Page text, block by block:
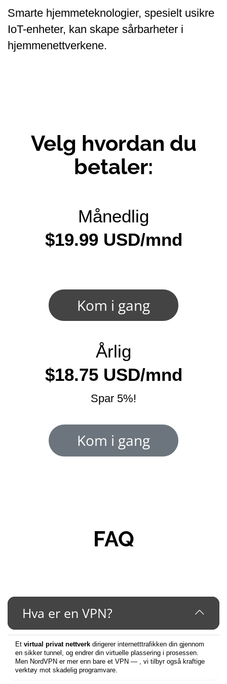
Smarte hjemmeteknologier, spesielt usikre
IoT-enheter, kan skape sårbarheter i
hjemmenettverkene.
Velg hvordan du
betaler:
Månedlig
$19.99 USD/mnd
Kom i gang
Årlig
$18.75 USD/mnd
Spar 5%!
Kom i gang
FAQ
Hva er en VPN?
Et virtual privat nettverk dirigerer internetttrafikken din gjennom
en sikker tunnel, og endrer din virtuelle plassering i prosessen.
Men NordVPN er mer enn bare et VPN — , vi tilbyr også kraftige
verktøy mot skadelig programvare.